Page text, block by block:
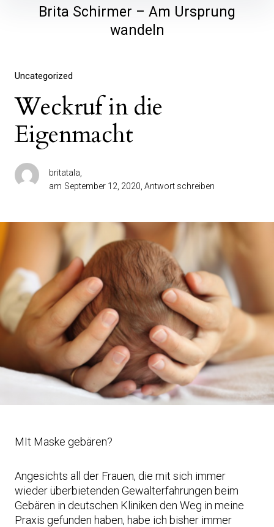
Brita Schirmer – Am Ursprung
wandeln
Uncategorized
Weckruf in die
Eigenmacht
britatala
am September 12, 2020 Antwort schreiben
MIt Maske gebären?
Angesichts all der Frauen, die mit sich immer
wieder überbietenden Gewalterfahrungen beim
Gebären in deutschen Kliniken den Weg in meine
Praxis gefunden haben, habe ich bisher immer